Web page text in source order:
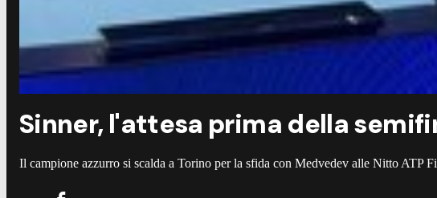
Sinner, l'attesa prima della
Il campione azzurro si scalda a Torino per la sfida con Medvedev alle Nitto ATP